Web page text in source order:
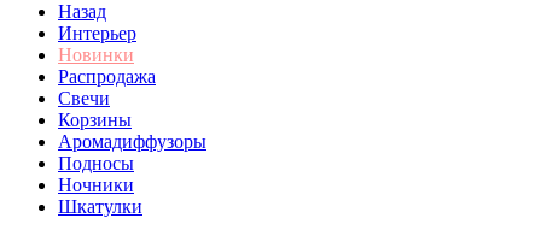
Назад
Интерьер
Новинки
Распродажа
Свечи
Корзины
Аромадиффузоры
Подносы
Ночники
Шкатулки